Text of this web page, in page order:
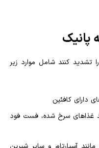
پانیک
تشدید کنند شامل موارد زیر
دارای کافئین
غذاهای سرخ شده، فست فود